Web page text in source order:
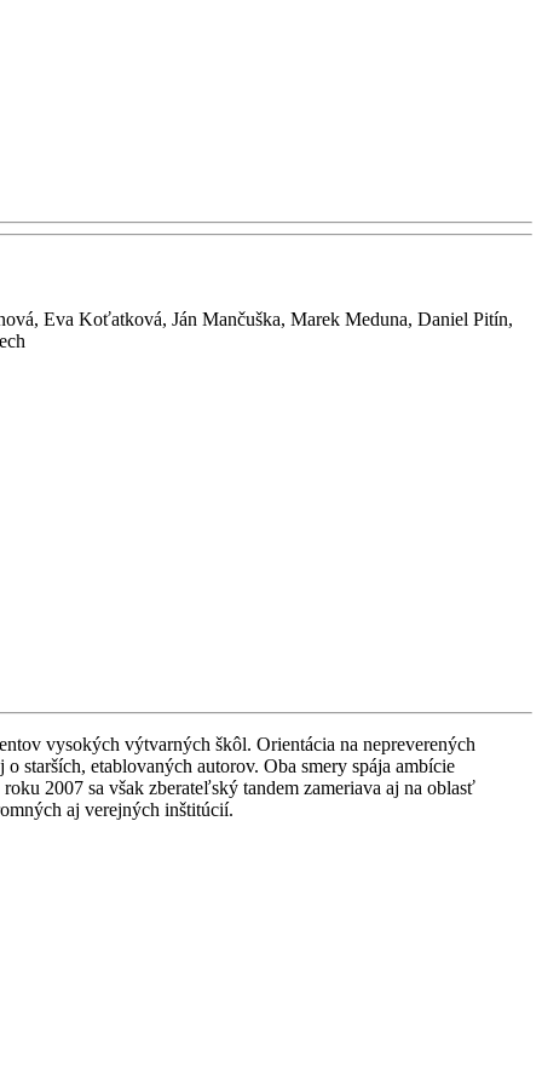
Eva Koťatková, Ján Mančuška, Marek Meduna, Daniel Pitín,
vysokých výtvarných škôl. Orientácia na nepreverených
starších, etablovaných autorov. Oba smery spája ambície
2007 sa však zberateľský tandem zameriava aj na oblasť
aj verejných inštitúcií.